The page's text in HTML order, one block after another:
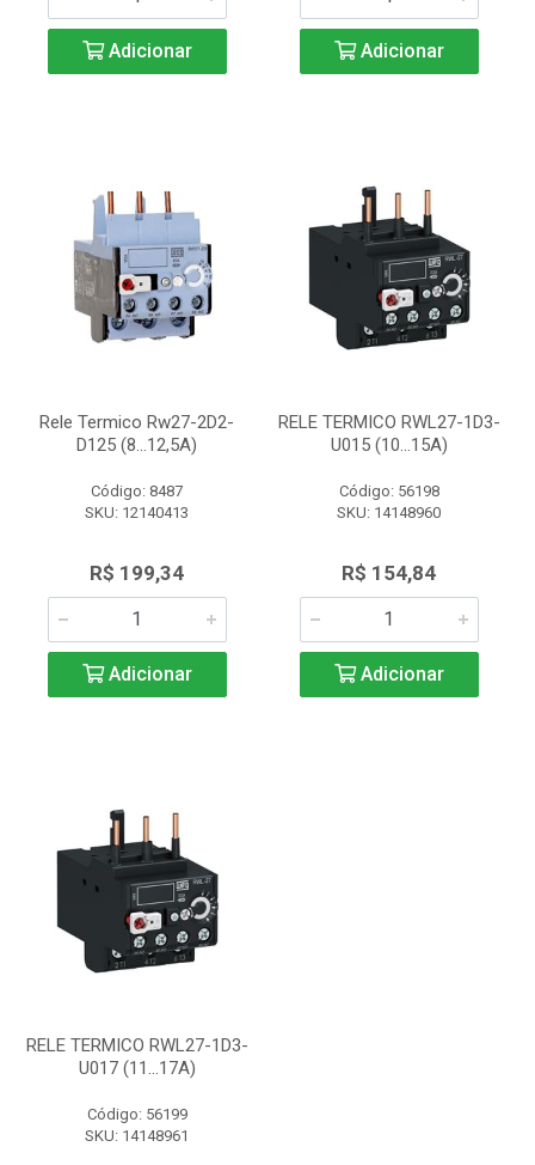
Adicionar Adicionar
Rele Termico Rw27-2D2-
D125 (8...12,5A)
Código: 8487
SKU: 12140413
R$ 199,34
Adicionar
RELE TERMICO RWL27-1D3-
U015 (10...15A)
Código: 56198
SKU: 14148960
R$ 154,84
Adicionar
RELE TERMICO RWL27-1D3-
U017 (11...17A)
Código: 56199
SKU: 14148961